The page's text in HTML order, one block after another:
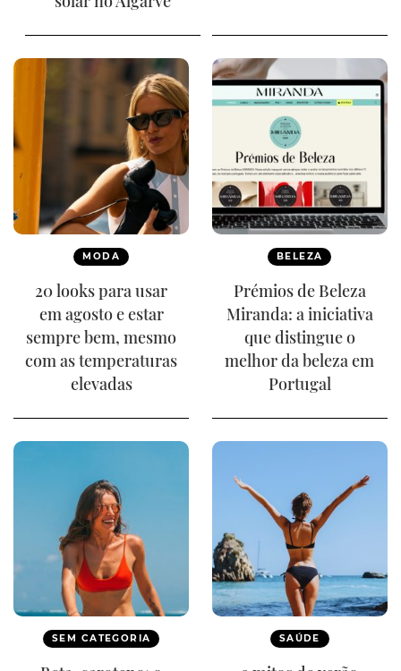
MODA
20 looks para usar
em agosto e estar
sempre bem, mesmo
com as temperaturas
elevadas
BELEZA
Prémios de Beleza
Miranda: a iniciativa
que distingue o
melhor da beleza em
Portugal
SEM CATEGORIA SAÚDE